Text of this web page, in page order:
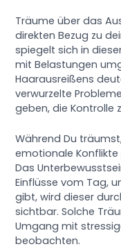
Träume über das
direkten Bezug zu
spiegelt sich in
mit Belastungen
Haarausreißens
verwurzelte
geben, die Kontrolle
Während Du
emotionale
Das
Einflüsse vom Tag,
gibt, wird dieser
sichtbar. Solche
Umgang mit
beobachten.